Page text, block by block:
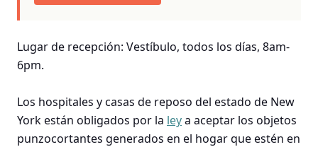
Lugar de recepción: Vestíbulo, todos los días, 8am-
6pm.
Los hospitales y casas de reposo del estado de New
York están obligados por la leya aceptar los objetos
punzocortantes generados en el hogar que estén en